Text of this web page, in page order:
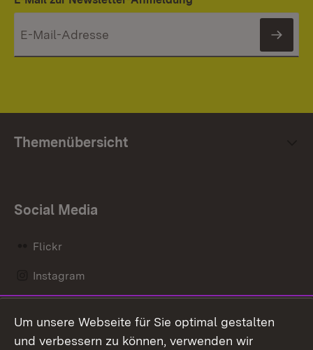
Themenübersicht
Social Media
Flickr
Instagram
Mastodon
Um unsere Webseite für Sie optimal gestalten
und verbessern zu können, verwenden wir